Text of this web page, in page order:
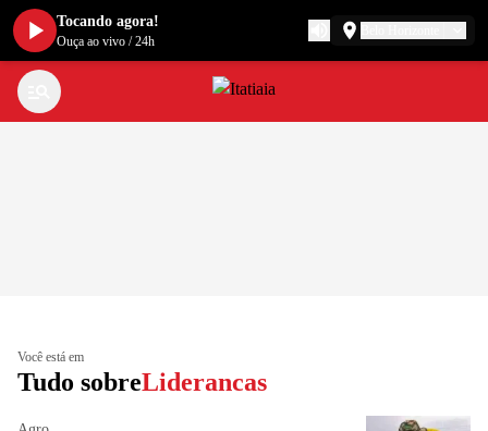
Você está em
Tudo sobreLiderancas
Tocando agora!
Ouça ao vivo /24h